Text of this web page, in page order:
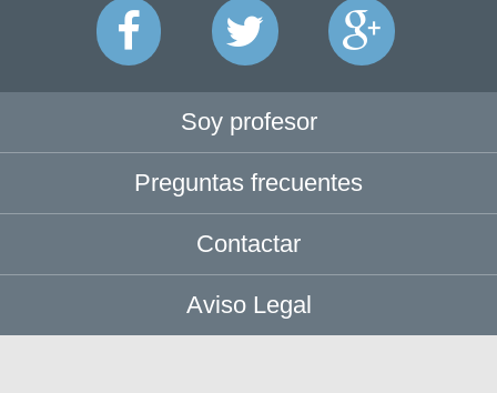
Soy profesor
Preguntas frecuentes
Contactar
Aviso Legal